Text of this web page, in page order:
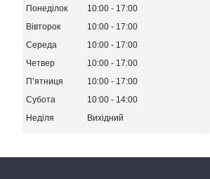
Понеділок 10:00
17:00
Вівторок
10:00
17:00
Середа
10:00
17:00
Четвер
10:00
17:00
Пʼятниця
10:00
17:00
Субота
10:00
14:00
Неділя
Вихідний